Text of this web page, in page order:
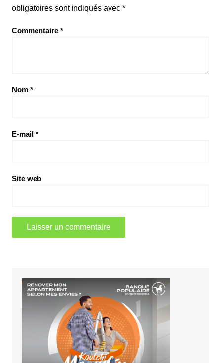
obligatoires sont indiqués avec *
Commentaire *
Nom *
E-mail *
Site web